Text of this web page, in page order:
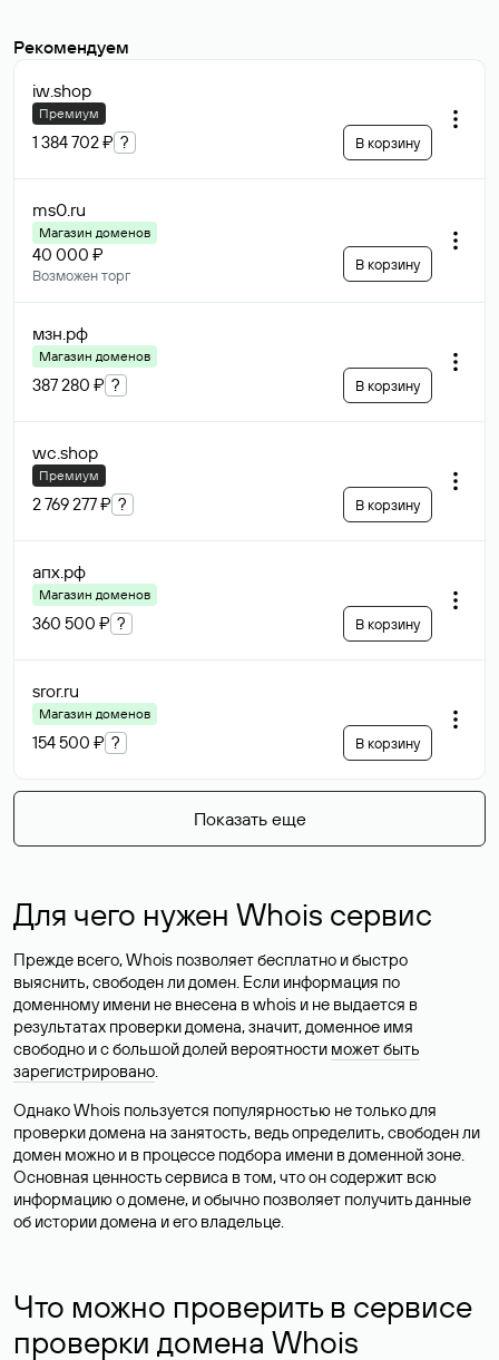
Рекомендуем
iw.shop
Премиум
1 384 702 ₽ ? В корзину
ms0.ru
Магазин доменов
40 000 ₽
Возможен торг
В корзину
мзн.рф
Магазин доменов
387 280 ₽ ? В корзину
wc.shop
Премиум
2 769 277 ₽ ? В корзину
апх.рф
Магазин доменов
360 500 ₽ ? В корзину
sror.ru
Магазин доменов
154 500 ₽ ? В корзину
Показать еще
Для чего нужен Whois сервис
Прежде всего, Whois позволяет бесплатно и быстро
выяснить, свободен ли домен. Если информация по
доменному имени не внесена в whois и не выдается в
результатах проверки домена, значит, доменное имя
свободно и с большой долей вероятности может быть
зарегистрировано.
Однако Whois пользуется популярностью не только для
проверки домена на занятость, ведь определить, свободен ли
домен можно и в процессе подбора имени в доменной зоне.
Основная ценность сервиса в том, что он содержит всю
информацию о домене, и обычно позволяет получить данные
об истории домена и его владельце.
Что можно проверить в сервисе
проверки домена Whois